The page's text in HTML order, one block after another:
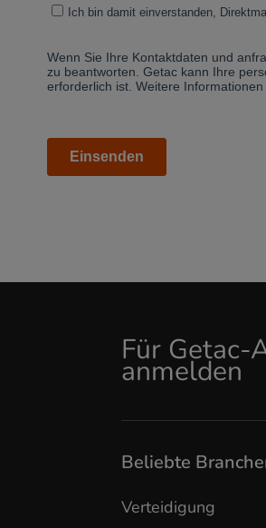
Für Getac-
anmelden
Beliebte
Verteidigung